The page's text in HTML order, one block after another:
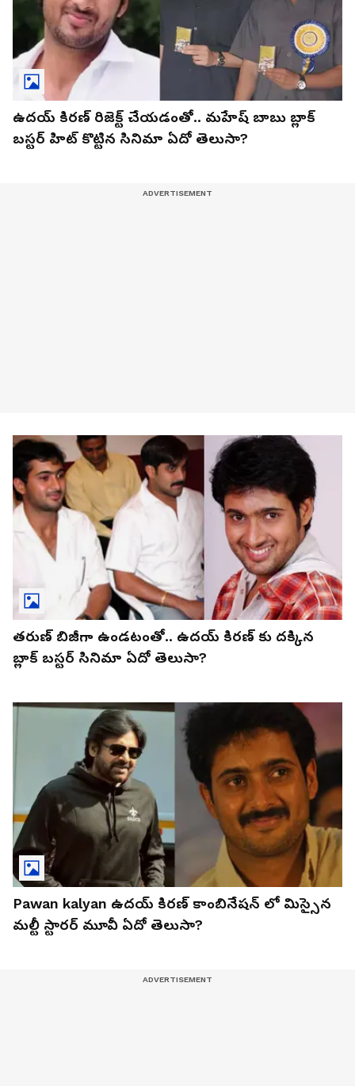
ఉదయ్ కిరణ్ రిజెక్ట్ చేయడంతో.. మహేష్ బాబు బ్లాక్
బస్టర్ హిట్ కొట్టిన సినిమా ఏదో తెలుసా?
తరుణ్ బిజీగా ఉండటంతో.. ఉదయ్ కిరణ్ కు దక్కిన
బ్లాక్ బస్టర్ సినిమా ఏదో తెలుసా?
Pawan kalyan ఉదయ్ కిరణ్ కాంబినేషన్ లో మిస్సైన
మల్టీ స్టారర్ మూవీ ఏదో తెలుసా?